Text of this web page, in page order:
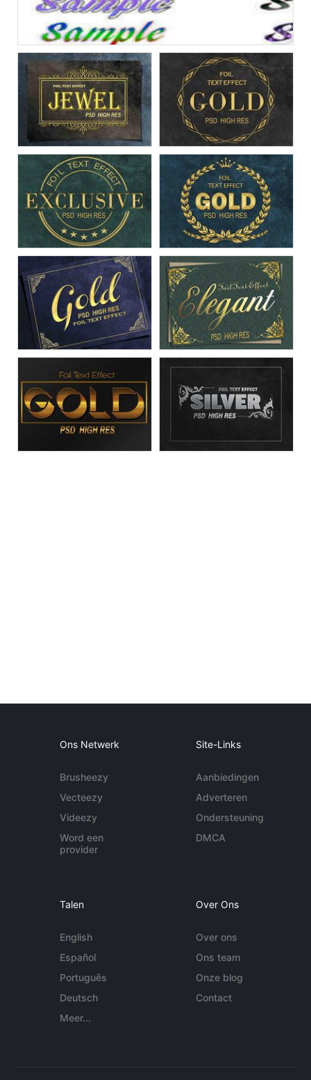
Ons Netwerk
Brusheezy
Vecteezy
Videezy
Word een
provider
Site-Links
Aanbiedingen
Adverteren
Ondersteuning
DMCA
Talen
English
Español
Português
Deutsch
Meer...
Over Ons
Over ons
Ons team
Onze blog
Contact